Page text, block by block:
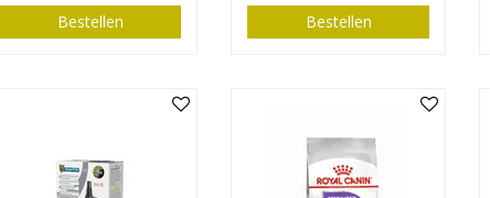
Bestellen Bestellen